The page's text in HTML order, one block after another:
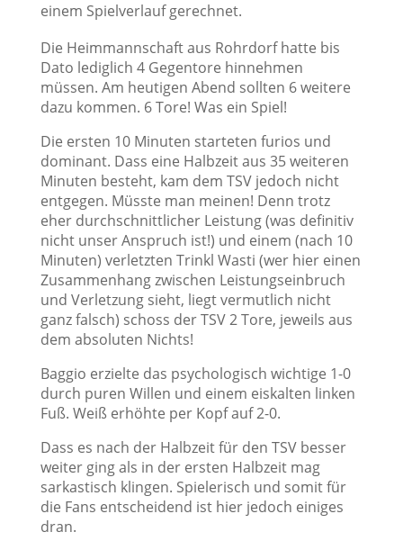
einem Spielverlauf gerechnet.
Die Heimmannschaft aus Rohrdorf hatte bis
Dato lediglich 4 Gegentore hinnehmen
müssen. Am heutigen Abend sollten 6 weitere
dazu kommen. 6 Tore! Was ein Spiel!
Die ersten 10 Minuten starteten furios und
dominant. Dass eine Halbzeit aus 35 weiteren
Minuten besteht, kam dem TSV jedoch nicht
entgegen. Müsste man meinen! Denn trotz
eher durchschnittlicher Leistung (was definitiv
nicht unser Anspruch ist!) und einem (nach 10
Minuten) verletzten Trinkl Wasti (wer hier einen
Zusammenhang zwischen Leistungseinbruch
und Verletzung sieht, liegt vermutlich nicht
ganz falsch) schoss der TSV 2 Tore, jeweils aus
dem absoluten Nichts!
Baggio erzielte das psychologisch wichtige 1-0
durch puren Willen und einem eiskalten linken
Fuß. Weiß erhöhte per Kopf auf 2-0.
Dass es nach der Halbzeit für den TSV besser
weiter ging als in der ersten Halbzeit mag
sarkastisch klingen. Spielerisch und somit für
die Fans entscheidend ist hier jedoch einiges
dran.